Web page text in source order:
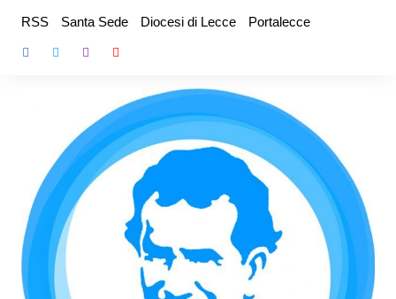
contenuto
RSS Santa Sede Diocesi di Lecce Portalecce